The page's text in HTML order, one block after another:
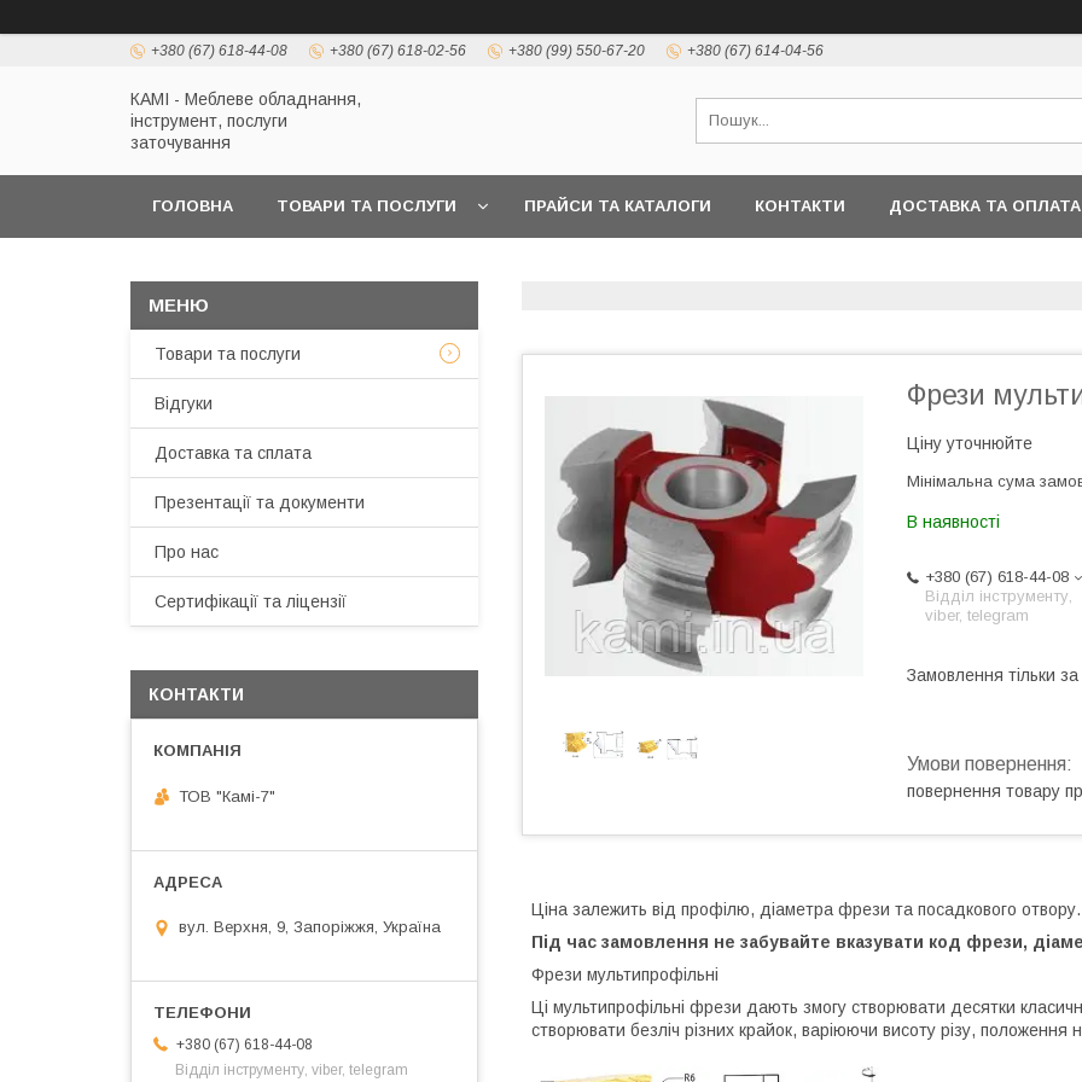
+380 (67) 618-44-08 +380 (67) 618-02-56 +380 (99) 550-67-20 +380 (67) 614-04-56
КАМІ - Меблеве обладнання,
інструмент, послуги
заточування
ГОЛОВНА ТОВАРИ ТА ПОСЛУГИ ПРАЙСИ ТА КАТАЛОГИ КОНТАКТИ ДОСТАВКА ТА ОПЛАТА
Фрези
Ціну уточнюйте
Мінімальна сума
В наявності
+380 (67) 618-44-08
Відділ інструменту,
viber, telegram
Замовлення тільки
повернення товару
Ціна залежить від профілю, діаметра фрези та посадкового отвору.
Під час замовлення не забувайте вказувати код фрези,
Фрези мультипрофільні
Ці мультипрофільні фрези дають змогу створювати десятки
створювати безліч різних крайок, варіюючи висоту різу, положення
Товари та послуги
Відгуки
Доставка та сплата
Презентації та документи
Про нас
Сертифікації та ліцензії
КОНТАКТИ
ТОВ "Камі-7"
вул. Верхня, 9, Запоріжжя, Україна
+380 (67) 618-44-08
Відділ інструменту, viber, telegram